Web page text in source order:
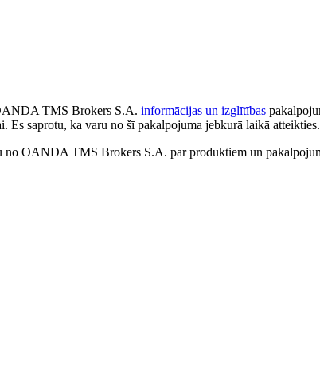
TMS Brokers S.A. informācijas un izglītības
Es saprotu, ka varu no šī pakalpojuma jebkurā laikā atteikties.
no OANDA TMS Brokers S.A. par produktiem un